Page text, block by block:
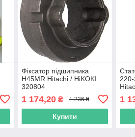
Фіксатор підшипника
H45MR Hitachi / HiKOKI
320804
1 174,20₴ 1 236 ₴
Купити
1